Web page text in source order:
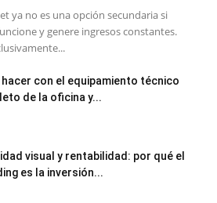
ya no es una opción secundaria si
y genere ingresos constantes.
hacer con el equipamiento técnico
de la oficina y...
visual y rentabilidad: por qué el
es la inversión...